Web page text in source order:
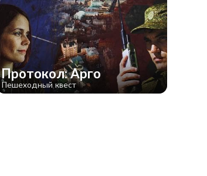
Протокол: Арго
Пешеходный квест